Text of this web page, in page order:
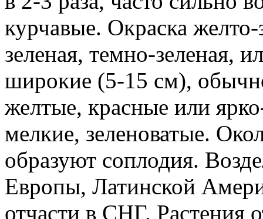
курчавые. Окраска желто-
зеленая, темно-зеленая,
широкие (5-15 см),
желтые, красные или
мелкие, зеленоватые.
образуют соплодия.
Европы, Латинской
отчасти в СНГ. Растения